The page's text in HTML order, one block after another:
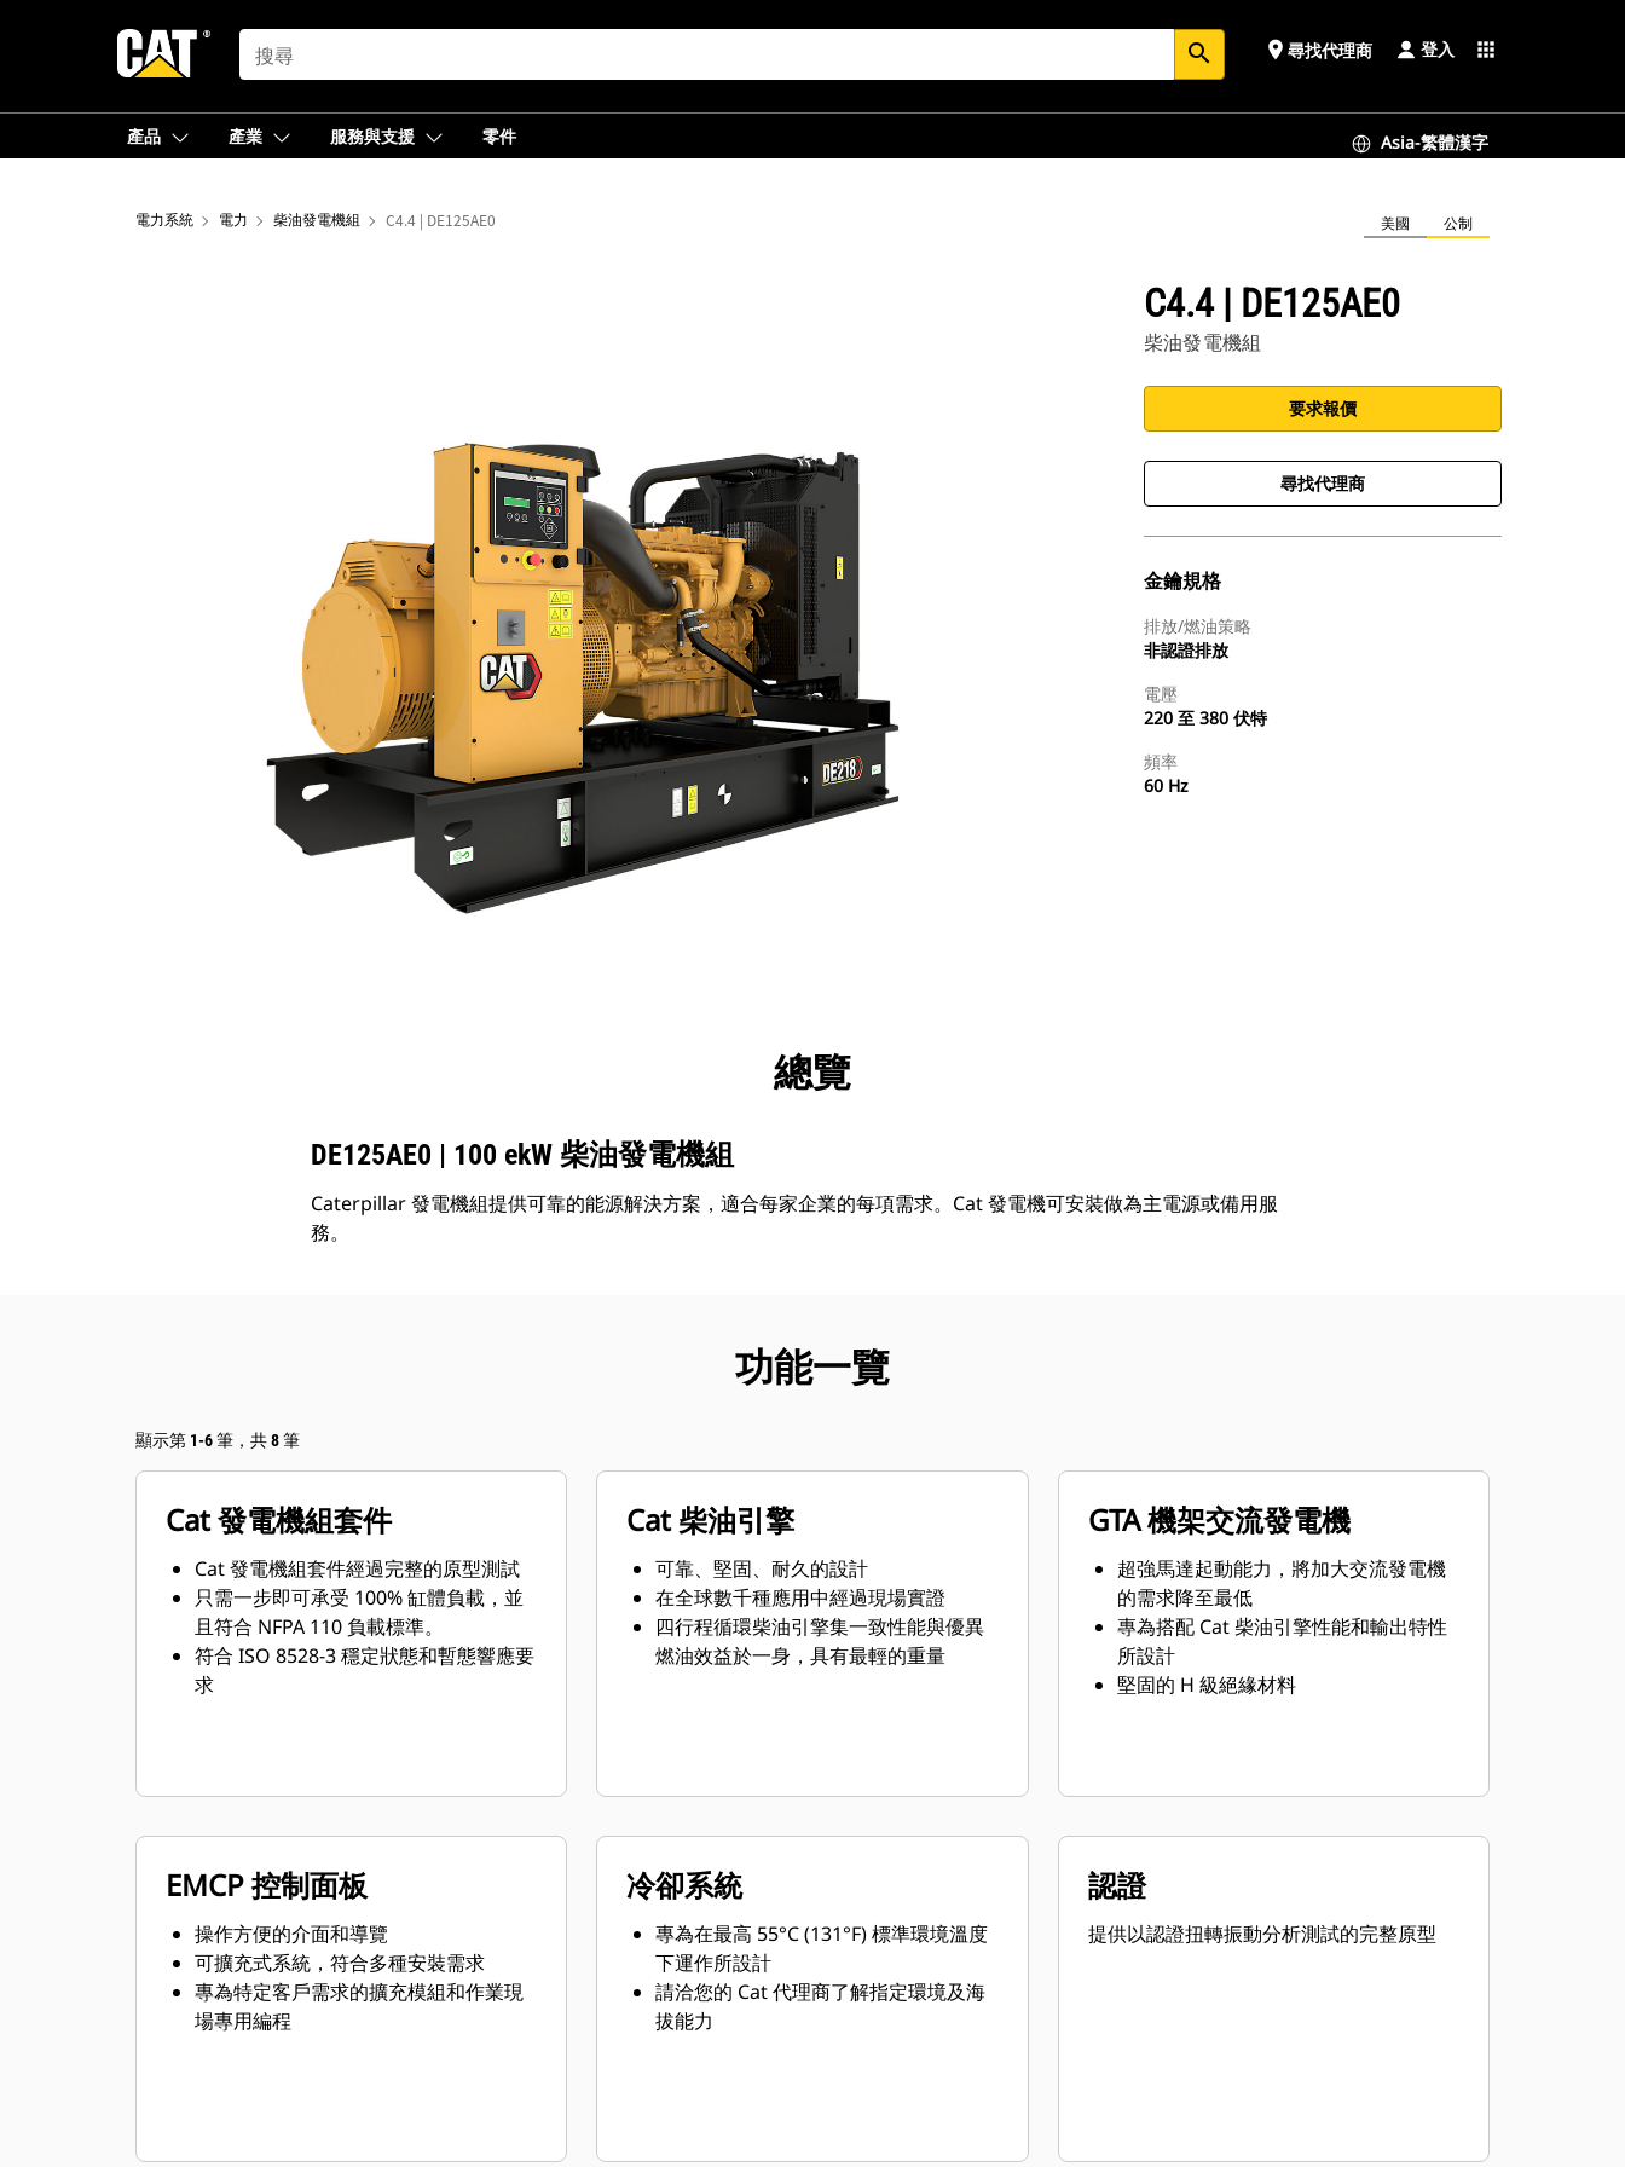
SEARCH search place 尋找代理商 登入 apps
產品 產業 服務與支援 零件 Asia-繁體漢字
電力系統 電力 柴油發電機組 C4.4 | DE125AE0 美國 公制
C4.4 | DE125AE0
柴油發電機組
要求報價
尋找代理商
金鑰規格
排放/燃油策略
非認證排放
電壓
220 至 380 伏特
頻率
60 Hz
導覽總覽
DE125AE0 | 100 ekW 柴油發電機組
Caterpillar 發電機組提供可靠的能源解決方案，適合每家企業的每項需求。Cat 發電機可安裝做為主電源或備用服
務。
功能一覽
顯示第 1-6 筆，共 8 筆
Cat 發電機組套件
Cat 發電機組套件經過完整的原型測試
只需一步即可承受 100% 缸體負載，並
且符合 NFPA 110 負載標準。
符合 ISO 8528-3 穩定狀態和暫態響應要
求
Cat 柴油引擎
可靠、堅固、耐久的設計
在全球數千種應用中經過現場實證
四行程循環柴油引擎集一致性能與優異
燃油效益於一身，具有最輕的重量
GTA 機架交流發電機
超強馬達起動能力，將加大交流發電機
的需求降至最低
專為搭配 Cat 柴油引擎性能和輸出特性
所設計
堅固的 H 級絕緣材料
EMCP 控制面板
操作方便的介面和導覽
可擴充式系統，符合多種安裝需求
專為特定客戶需求的擴充模組和作業現
場專用編程
冷卻系統
專為在最高 55°C (131°F) 標準環境溫度
下運作所設計
請洽您的 Cat 代理商了解指定環境及海
拔能力
認證
提供以認證扭轉振動分析測試的完整原型